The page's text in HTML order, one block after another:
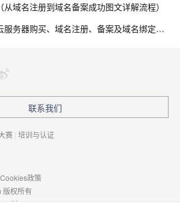
域名注册到域名备案成功图文详解流程）
上云教程参考：阿里云服务器购买、域名注册、备案及域名绑定全流程指南
联系我们
赛 | 培训与认证
Cookies政策
版权所有
浙B2-20080101